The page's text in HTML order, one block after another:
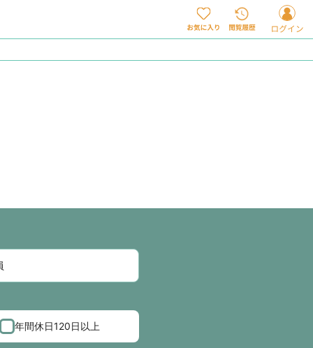
年間休日120日以上